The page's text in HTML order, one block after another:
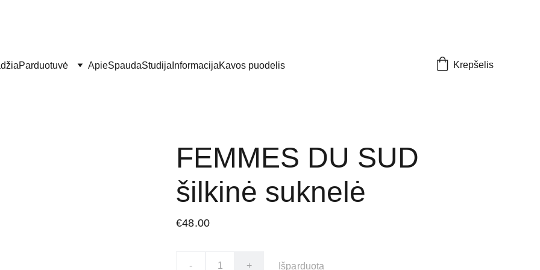
Parduotuvė ApieSpaudaStudija InformacijaKavos puodelis Krepšelis
FEMMES DU SUD
šilkinė suknelė
€48.00
- + Išparduota